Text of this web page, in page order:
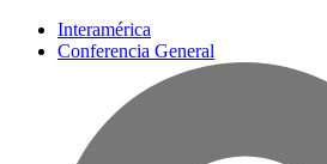
Interamérica
Conferencia General